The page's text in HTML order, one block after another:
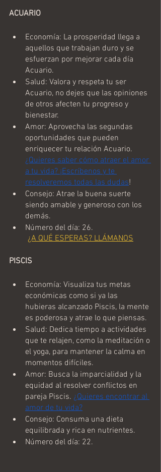
ACUARIO
Economía: La prosperidad llega a
aquellos que trabajan duro y se
esfuerzan por mejorar cada día
Acuario.
Salud: Valora y respeta tu ser
Acuario, no dejes que las opiniones
de otros afecten tu progreso y
bienestar.
Amor: Aprovecha las segundas
oportunidades que pueden
enriquecer tu relación Acuario.
¿Quieres saber cómo atraer el amor
a tu vida? ¡Escríbenos y te
resolveremos todas las dudas!
Consejo: Atrae la buena suerte
siendo amable y generoso con los
demás.
Número del día: 26.
¿A QUÉ ESPERAS? LLÁMANOS
PISCIS
Economía: Visualiza tus metas
económicas como si ya las
hubieras alcanzado Piscis, la mente
es poderosa y atrae lo que piensas.
Salud: Dedica tiempo a actividades
que te relajen, como la meditación o
el yoga, para mantener la calma en
momentos difíciles.
Amor: Busca la imparcialidad y la
equidad al resolver conflictos en
pareja Piscis. ¿Quieres encontrar al
amor de tu vida?
Consejo: Consuma una dieta
equilibrada y rica en nutrientes.
Número del día: 22.